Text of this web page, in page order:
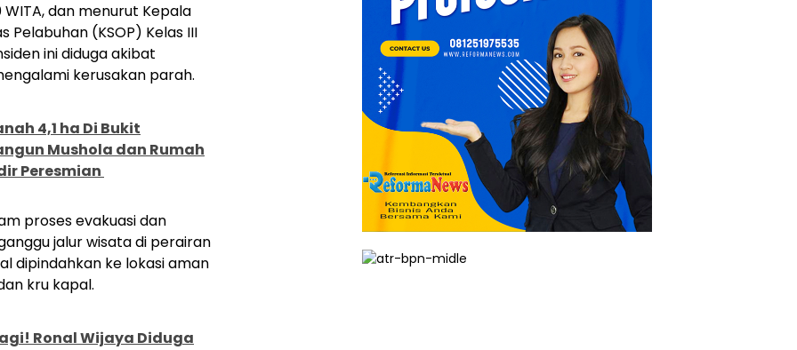
dan menurut Kepala
(KSOP) Kelas III
ini diduga akibat
kerusakan parah.
4,1 ha Di Bukit
Mushola dan Rumah
Peresmian
proses evakuasi dan
jalur wisata di perairan
dipindahkan ke lokasi aman
kru kapal.
Ronal Wijaya Diduga